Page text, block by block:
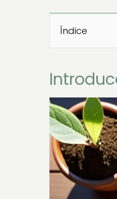
Índice